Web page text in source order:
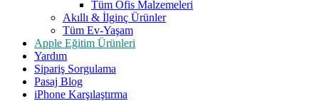
Tüm Ofis Malzemeleri
Akıllı & İlginç Ürünler
Tüm Ev-Yaşam
Apple Eğitim Ürünleri
Yardım
Sipariş Sorgulama
Pasaj Blog
iPhone Karşılaştırma